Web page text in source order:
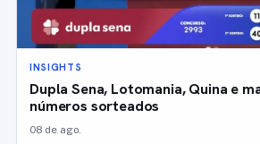
INSIGHTS
Dupla Sena, Lotomania, Quina e
números sorteados
08 de ago.